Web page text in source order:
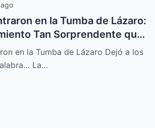
en la Tumba de Lázaro:
Tan Sorprendente que
Sin Aliento
en la Tumba de Lázaro Dejó a los
La…